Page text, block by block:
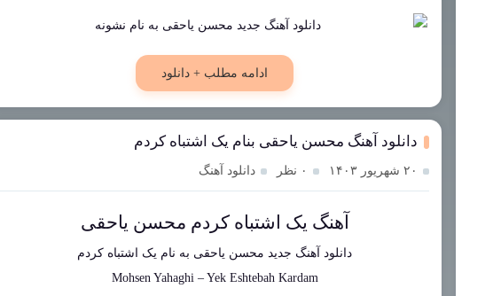
ادامه مطلب + دانلود
دانلود آهنگ محسن یاحقی بنام یک اشتباه کردم
۲۰ شهریور ۱۴۰۳ ۰ نظر دانلود آهنگ
آهنگ یک اشتباه کردم محسن یاحقی
دانلود آهنگ جدید محسن یاحقی به نام یک اشتباه کردم
Mohsen Yahaghi– Yek Eshtebah Kardam